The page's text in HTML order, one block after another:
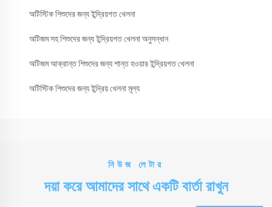
অটিস্টিক শিশুদের জন্য ইন্দ্রিয়গত খেলনা
অটিজম সহ শিশুদের জন্য ইন্দ্রিয়গত খেলনা অনুসন্ধান
অটিজম আক্রান্ত শিশুদের জন্য শান্ত হওয়ার ইন্দ্রিয়গত খেলনা
অটিস্টিক শিশুদের জন্য ইন্দ্রিয় খেলনা মূল্য
নিউজ লেটার
দয়া করে আমাদের সাথে একটি বার্তা রাখুন